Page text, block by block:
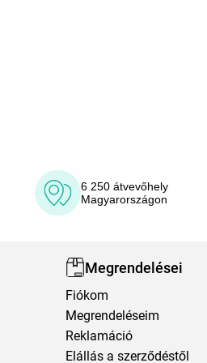
6 250 átvevőhely
Magyarországon
Megrendelései
Fiókom
Megrendeléseim
Reklamáció
Elállás a szerződéstől